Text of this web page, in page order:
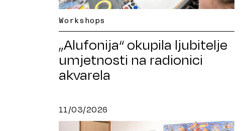
Workshops
„Alufonija“ okupila ljubitelje
umjetnosti na radionici
akvarela
11/03/2026